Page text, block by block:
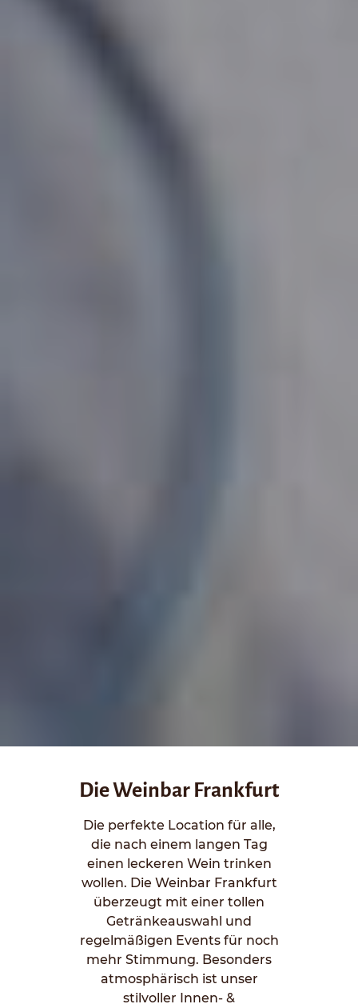
Die Weinbar Frankfurt
Die perfekte Location für alle,
die nach einem langen Tag
einen leckeren Wein trinken
wollen. Die Weinbar Frankfurt
überzeugt mit einer tollen
Getränkeauswahl und
regelmäßigen Events für noch
mehr Stimmung. Besonders
atmosphärisch ist unser
stilvoller Innen- &